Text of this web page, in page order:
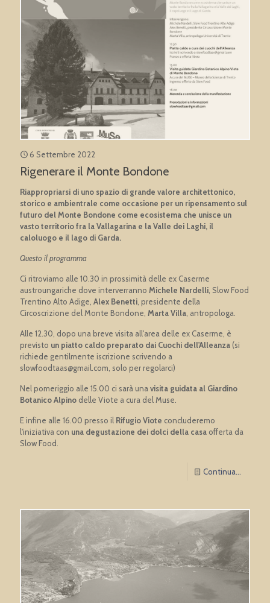
6 Settembre 2022
Rigenerare il Monte Bondone
Riappropriarsi di uno spazio di grande valore architettonico,
storico e ambientrale come occasione per un ripensamento sul
futuro del Monte Bondone come ecosistema che unisce un
vasto territorio fra la Vallagarina e la Valle dei Laghi, il
caloluogo e il lago di Garda.
Questo il programma
Ci ritroviamo alle 10.30 in prossimità delle ex Caserme
austroungariche dove interverranno Michele Nardelli , Slow Food
Trentino Alto Adige, Alex Benetti , presidente della
Circoscrizione del Monte Bondone, Marta Villa , antropologa.
Alle 12.30, dopo una breve visita all'area delle ex Caserme, è
previsto un piatto caldo preparato dai Cuochi dell'Alleanza (si
richiede gentilmente iscrizione scrivendo a
slowfoodtaas@gmail.com, solo per regolarci)
Nel pomeriggio alle 15.00 ci sarà una visita guidata al Giardino
Botanico Alpino delle Viote a cura del Muse.
E infine alle 16.00 presso il Rifugio Viote concluderemo
l'iniziativa con una degustazione dei dolci della casa offerta da
Slow Food.
Continua...